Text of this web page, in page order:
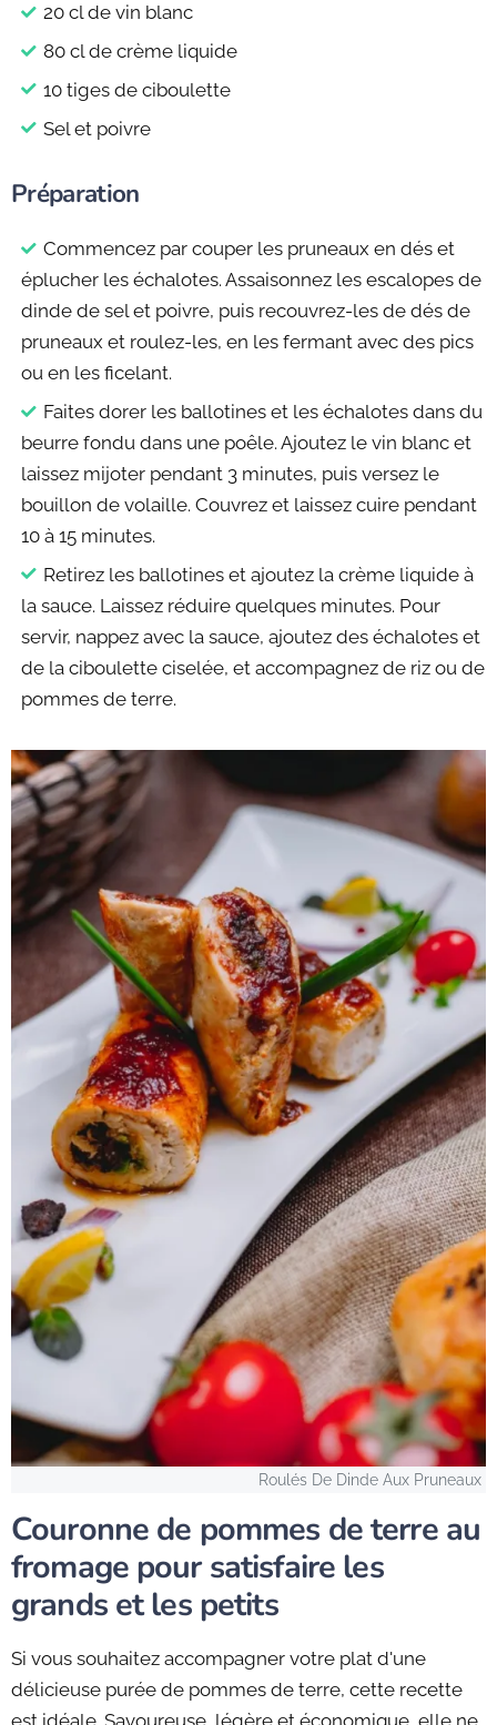
20 cl de vin blanc
80 cl de crème liquide
10 tiges de ciboulette
Sel et poivre
Préparation
Commencez par couper les pruneaux en dés et
éplucher les échalotes. Assaisonnez les escalopes de
dinde de sel et poivre, puis recouvrez-les de dés de
pruneaux et roulez-les, en les fermant avec des pics
ou en les ficelant.
Faites dorer les ballotines et les échalotes dans du
beurre fondu dans une poêle. Ajoutez le vin blanc et
laissez mijoter pendant 3 minutes, puis versez le
bouillon de volaille. Couvrez et laissez cuire pendant
10 à 15 minutes.
Retirez les ballotines et ajoutez la crème liquide à
la sauce. Laissez réduire quelques minutes. Pour
servir, nappez avec la sauce, ajoutez des échalotes et
de la ciboulette ciselée, et accompagnez de riz ou de
pommes de terre.
Roulés De Dinde Aux Pruneaux
Couronne de pommes de terre au
fromage pour satisfaire les
grands et les petits
Si vous souhaitez accompagner votre plat d'une
délicieuse purée de pommes de terre, cette recette